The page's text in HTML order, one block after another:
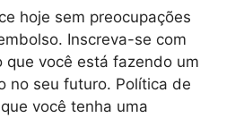
hoje sem preocupações
Inscreva-se com
que você está fazendo um
no seu futuro. Política de
você tenha uma